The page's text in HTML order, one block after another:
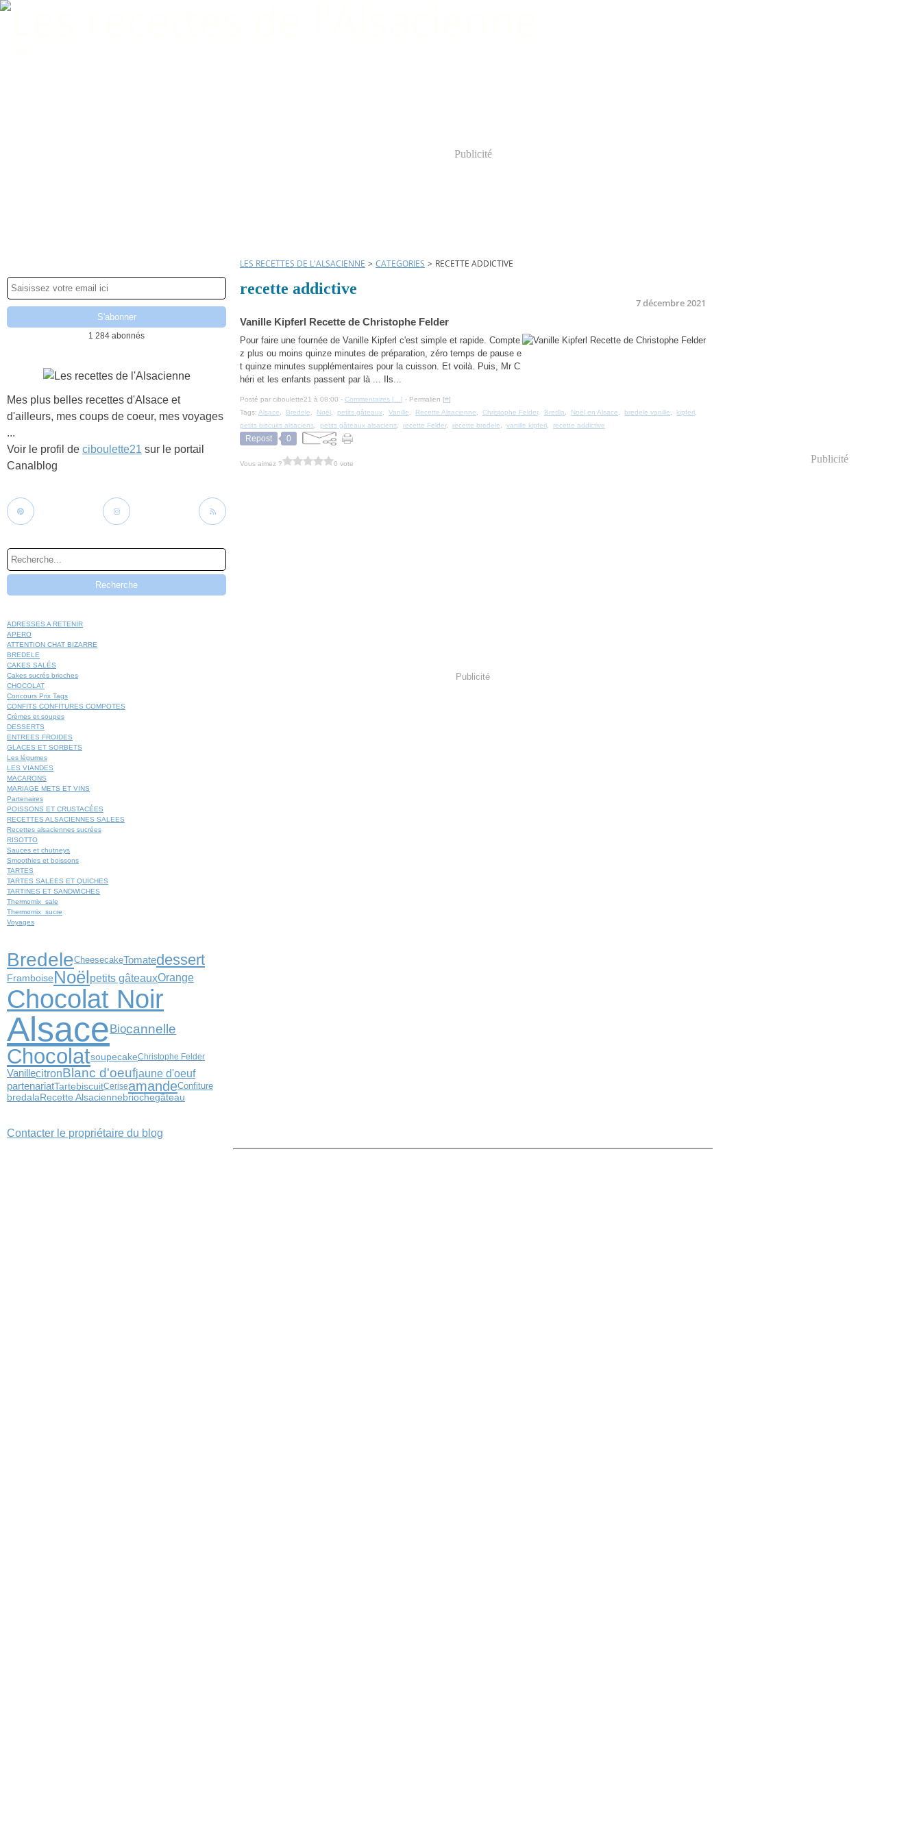
Publicité
1 284 abonnés
Mes plus belles recettes d'Alsace et
d'ailleurs, mes coups de coeur, mes voyages
...
Voir le profil de ciboulette21 sur le portail
Canalblog
ADRESSES A RETENIR
APERO
ATTENTION CHAT BIZARRE
BREDELE
CAKES SALÉS
Cakes sucrés brioches
CHOCOLAT
Concours Prix Tags
CONFITS CONFITURES COMPOTES
Crèmes et soupes
DESSERTS
ENTREES FROIDES
GLACES ET SORBETS
Les légumes
LES VIANDES
MACARONS
MARIAGE METS ET VINS
Partenaires
POISSONS ET CRUSTACÉES
RECETTES ALSACIENNES SALEES
Recettes alsaciennes sucrées
RISOTTO
Sauces et chutneys
Smoothies et boissons
TARTES
TARTES SALEES ET QUICHES
TARTINES ET SANDWICHES
Thermomix_sale
Thermomix_sucre
Voyages
BredeleCheesecakeTomatedessert
FramboiseNoël petits gâteauxOrange
Chocolat Noir
AlsaceBiocannelle
ChocolatsoupecakeChristophe Felder
VanillecitronBlanc d'oeufjaune d'oeuf
partenariatTartebiscuitCeriseamandeConfiture
bredalaRecette Alsacienne briochegâteau
Contacter le propriétaire du blog
LES RECETTES DE L'ALSACIENNE > CATEGORIES > RECETTE ADDICTIVE
recette addictive
7 décembre 2021
Vanille Kipferl Recette de Christophe Felder
Pour faire une fournée de Vanille Kipferl c'est simple et rapide. Compte
z plus ou moins quinze minutes de préparation, zéro temps de pause e
t quinze minutes supplémentaires pour la cuisson. Et voilà. Puis, Mr C
héri et les enfants passent par là ... Ils...
Posté par ciboulette21 à 08:00 - Commentaires [ ] - Permalien [#]
Tags: Alsace Bredele Noël petits gâteaux Vanille Recette Alsacienne Christophe Felder, Bredla Noël en Alsace bredele vanille kipferl
petits biscuits alsaciens
petits gâteaux alsaciens recette Felder, recette bredele vanille kipferl recette addictive
Repost 0
Vous aimez ? 0 vote
Publicité
Publicité